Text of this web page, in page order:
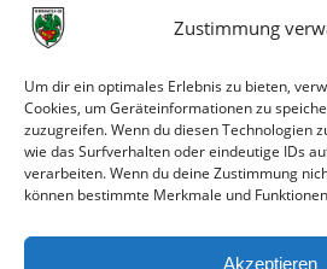
Zustimmung
Um dir ein optimales Erlebnis zu bieten,
Cookies, um Geräteinformationen zu
zuzugreifen. Wenn du diesen Technologien
wie das Surfverhalten oder eindeutige IDs
verarbeiten. Wenn du deine Zustimmung
können bestimmte Merkmale und
Akzeptieren
31. Juli 2026
30. Juli 2026
Deine Spielminute: 89+1
28. Juli 2026
Neuer Rückensponsor
Neue Podcast-Folge: So tickt Björn!